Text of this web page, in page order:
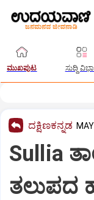
ಮುಖಪುಟ ಸುದ್ದಿ
ದಕ್ಷಿಣಕನ್ನಡ
Sullia
ತಲುಪದ